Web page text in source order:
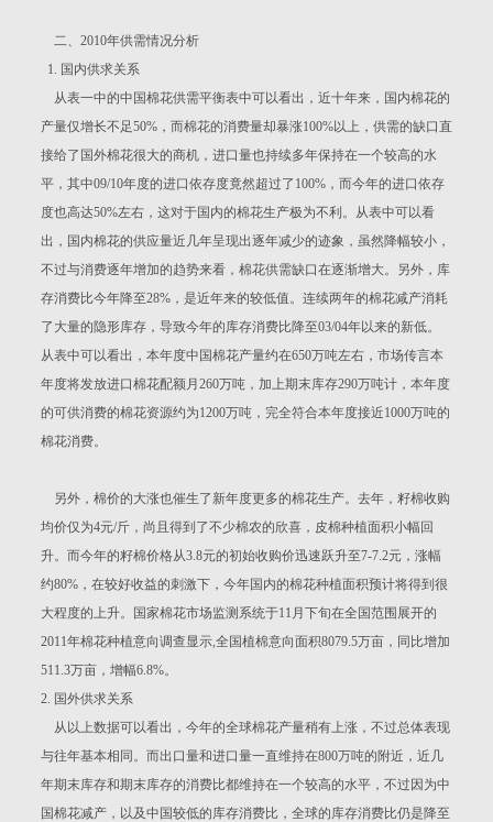
二、2010年供需情况分析
1. 国内供求关系
从表一中的中国棉花供需平衡表中可以看出，近十年来，国内棉花的
产量仅增长不足50%，而棉花的消费量却暴涨100%以上，供需的缺口直
接给了国外棉花很大的商机，进口量也持续多年保持在一个较高的水
平，其中09/10年度的进口依存度竟然超过了100%，而今年的进口依存
度也高达50%左右，这对于国内的棉花生产极为不利。从表中可以看
出，国内棉花的供应量近几年呈现出逐年减少的迹象，虽然降幅较小，
不过与消费逐年增加的趋势来看，棉花供需缺口在逐渐增大。另外，库
存消费比今年降至28%，是近年来的较低值。连续两年的棉花减产消耗
了大量的隐形库存，导致今年的库存消费比降至03/04年以来的新低。
从表中可以看出，本年度中国棉花产量约在650万吨左右，市场传言本
年度将发放进口棉花配额月260万吨，加上期末库存290万吨计，本年度
的可供消费的棉花资源约为1200万吨，完全符合本年度接近1000万吨的
棉花消费。
另外，棉价的大涨也催生了新年度更多的棉花生产。去年，籽棉收购
均价仅为4元/斤，尚且得到了不少棉农的欣喜，皮棉种植面积小幅回
升。而今年的籽棉价格从3.8元的初始收购价迅速跃升至7-7.2元，涨幅
约80%，在较好收益的刺激下，今年国内的棉花种植面积预计将得到很
大程度的上升。国家棉花市场监测系统于11月下旬在全国范围展开的
2011年棉花种植意向调查显示,全国植棉意向面积8079.5万亩，同比增加
511.3万亩，增幅6.8%。
2. 国外供求关系
从以上数据可以看出，今年的全球棉花产量稍有上涨，不过总体表现
与往年基本相同。而出口量和进口量一直维持在800万吨的附近，近几
年期末库存和期末库存的消费比都维持在一个较高的水平，不过因为中
国棉花减产，以及中国较低的库存消费比，全球的库存消费比仍是降至